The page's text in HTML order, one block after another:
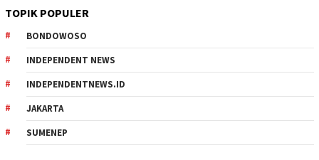
TOPIK POPULER
BONDOWOSO
INDEPENDENT NEWS
INDEPENDENTNEWS.ID
JAKARTA
SUMENEP